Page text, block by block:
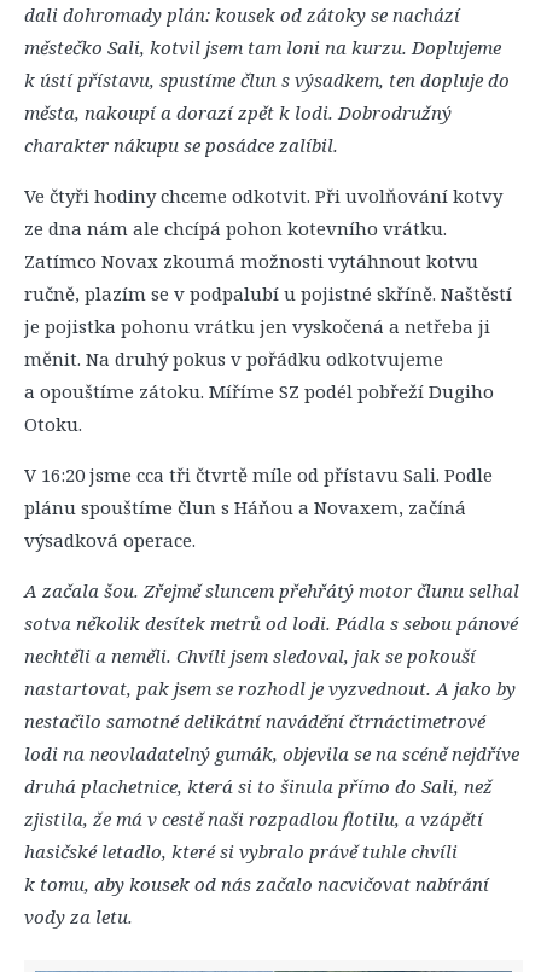
dali dohromady plán: kousek od zátoky se nachází
městečko Sali, kotvil jsem tam loni na kurzu. Doplujeme
k ústí přístavu, spustíme člun s výsadkem, ten dopluje do
města, nakoupí a dorazí zpět k lodi. Dobrodružný
charakter nákupu se posádce zalíbil.
Ve čtyři hodiny chceme odkotvit. Při uvolňování kotvy
ze dna nám ale chcípá pohon kotevního vrátku.
Zatímco Novax zkoumá možnosti vytáhnout kotvu
ručně, plazím se v podpalubí u pojistné skříně. Naštěstí
je pojistka pohonu vrátku jen vyskočená a netřeba ji
měnit. Na druhý pokus v pořádku odkotvujeme
a opouštíme zátoku. Míříme SZ podél pobřeží Dugiho
Otoku.
V 16:20 jsme cca tři čtvrtě míle od přístavu Sali. Podle
plánu spouštíme člun s Háňou a Novaxem, začíná
výsadková operace.
A začala šou. Zřejmě sluncem přehřátý motor člunu selhal
sotva několik desítek metrů od lodi. Pádla s sebou pánové
nechtěli a neměli. Chvíli jsem sledoval, jak se pokouší
nastartovat, pak jsem se rozhodl je vyzvednout. A jako by
nestačilo samotné delikátní navádění čtrnáctimetrové
lodi na neovladatelný gumák, objevila se na scéně nejdříve
druhá plachetnice, která si to šinula přímo do Sali, než
zjistila, že má v cestě naši rozpadlou flotilu, a vzápětí
hasičské letadlo, které si vybralo právě tuhle chvíli
k tomu, aby kousek od nás začalo nacvičovat nabírání
vody za letu.